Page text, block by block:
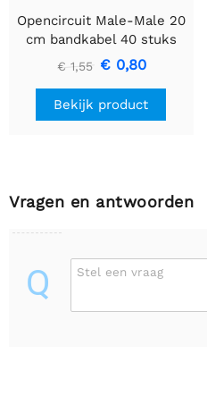
Opencircuit Male-Male 20
cm bandkabel 40 stuks
€ 1,55 € 0,80
Bekijk product
Vragen en antwoorden
Q Stel een vraag